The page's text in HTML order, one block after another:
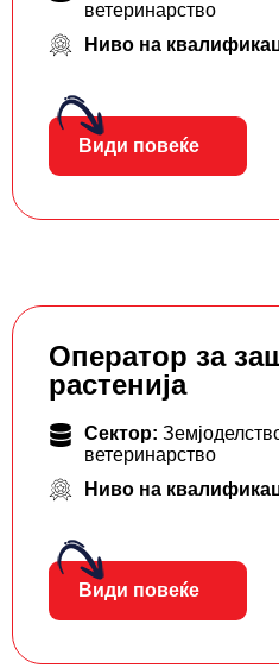
ветеринарство
Ниво на
Види повеќе
Оператор за
растенија
Сектор:
ветеринарство
Ниво на
Види повеќе